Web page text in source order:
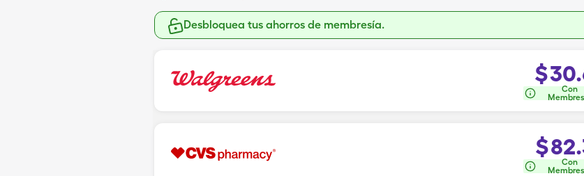
Desbloquea tus ahorros de membresía.
$
Con
$
Con